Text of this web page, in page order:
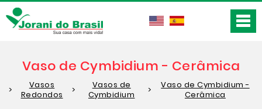
Vaso de Cymbidium - Cerâmica
>
Vasos
Redondos
>
Vasos de
Cymbidium
>
Vaso de Cymbidium -
Cerâmica